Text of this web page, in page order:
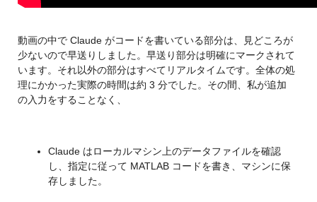
動画の中で Claude がコードを書いている部分は、見どころが
少ないので早送りしました。早送り部分は明確にマークされて
います。それ以外の部分はすべてリアルタイムです。全体の処
理にかかった実際の時間は約 3 分でした。その間、私が追加
の入力をすることなく、
Claude はローカルマシン上のデータファイルを確認
し、指定に従って MATLAB コードを書き、マシンに保
存しました。